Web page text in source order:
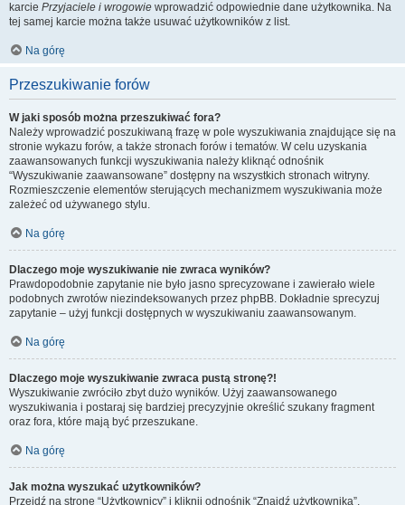
karcie Przyjaciele i wrogowie wprowadzić odpowiednie dane użytkownika. Na
tej samej karcie można także usuwać użytkowników z list.
Na górę
Przeszukiwanie forów
W jaki sposób można przeszukiwać fora?
Należy wprowadzić poszukiwaną frazę w pole wyszukiwania znajdujące się na
stronie wykazu forów, a także stronach forów i tematów. W celu uzyskania
zaawansowanych funkcji wyszukiwania należy kliknąć odnośnik
“Wyszukiwanie zaawansowane” dostępny na wszystkich stronach witryny.
Rozmieszczenie elementów sterujących mechanizmem wyszukiwania może
zależeć od używanego stylu.
Na górę
Dlaczego moje wyszukiwanie nie zwraca wyników?
Prawdopodobnie zapytanie nie było jasno sprecyzowane i zawierało wiele
podobnych zwrotów niezindeksowanych przez phpBB. Dokładnie sprecyzuj
zapytanie – użyj funkcji dostępnych w wyszukiwaniu zaawansowanym.
Na górę
Dlaczego moje wyszukiwanie zwraca pustą stronę?!
Wyszukiwanie zwróciło zbyt dużo wyników. Użyj zaawansowanego
wyszukiwania i postaraj się bardziej precyzyjnie określić szukany fragment
oraz fora, które mają być przeszukane.
Na górę
Jak można wyszukać użytkowników?
Przejdź na stronę “Użytkownicy” i kliknij odnośnik “Znajdź użytkownika”.